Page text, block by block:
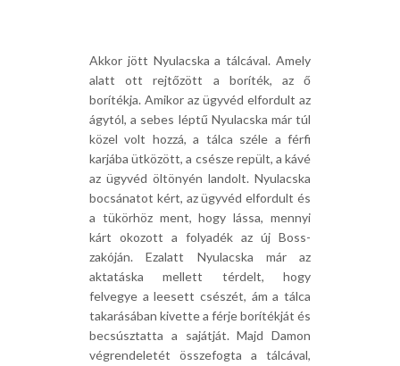
Akkor jött Nyulacska a tálcával. Amely
alatt ott rejtőzött a boríték, az ő
borítékja. Amikor az ügyvéd elfordult az
ágytól, a sebes léptű Nyulacska már túl
közel volt hozzá, a tálca széle a férfi
karjába ütközött, a csésze repült, a kávé
az ügyvéd öltönyén landolt. Nyulacska
bocsánatot kért, az ügyvéd elfordult és
a tükörhöz ment, hogy lássa, mennyi
kárt okozott a folyadék az új Boss-
zakóján. Ezalatt Nyulacska már az
aktatáska mellett térdelt, hogy
felvegye a leesett csészét, ám a tálca
takarásában kivette a férje borítékját és
becsúsztatta a sajátját. Majd Damon
végrendeletét összefogta a tálcával,